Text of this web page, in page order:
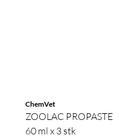
ChemVet
ZOOLAC PROPASTE
60 ml x 3 stk